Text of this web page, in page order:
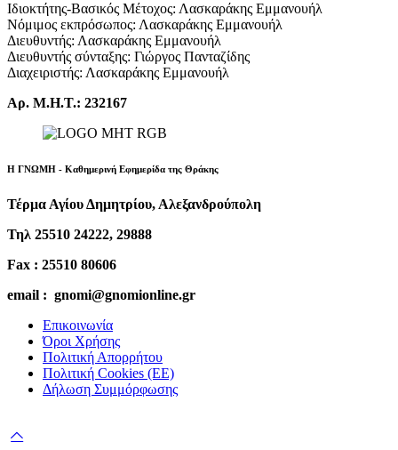
Ιδιοκτήτης-Βασικός Μέτοχος: Λασκαράκης Εμμανουήλ
Νόμιμος εκπρόσωπος: Λασκαράκης Εμμανουήλ
Διευθυντής: Λασκαράκης Εμμανουήλ
Διευθυντής σύνταξης: Γιώργος Πανταζίδης
Διαχειριστής: Λασκαράκης Εμμανουήλ
Αρ. Μ.Η.Τ.: 232167
Η ΓΝΩΜΗ - Καθημερινή Εφημερίδα της Θράκης
Τέρμα Αγίου Δημητρίου, Αλεξανδρούπολη
Τηλ 25510 24222, 29888
Fax : 25510 80606
email : gnomi@gnomionline.gr
Επικοινωνία
Όροι Χρήσης
Πολιτική Απορρήτου
Πολιτική Cookies (ΕΕ)
Δήλωση Συμμόρφωσης